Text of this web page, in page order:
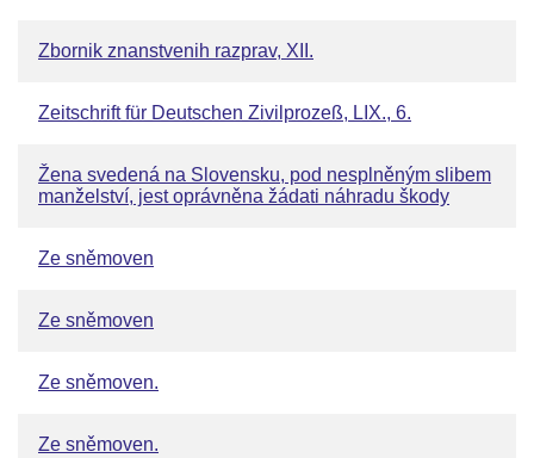
Zbornik znanstvenih razprav, XII.
Zeitschrift für Deutschen Zivilprozeß, LIX., 6.
Žena svedená na Slovensku, pod nesplněným slibem
manželství, jest oprávněna žádati náhradu škody
Ze sněmoven
Ze sněmoven
Ze sněmoven.
Ze sněmoven.